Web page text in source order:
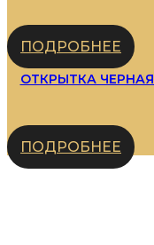
ПОДРОБНЕЕ
ОТКРЫТКА
ПОДРОБНЕЕ